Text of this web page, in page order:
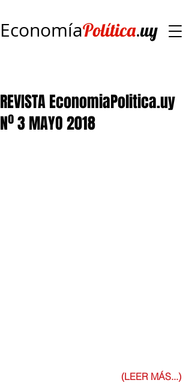
EconomíaPolítica.uy
REVISTA EconomiaPolitica.uy
Nº 3 MAYO 2018
(LEER MÁS...)